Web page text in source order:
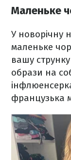
Маленьке
У новорічну
маленьке
вашу
образи на
французька